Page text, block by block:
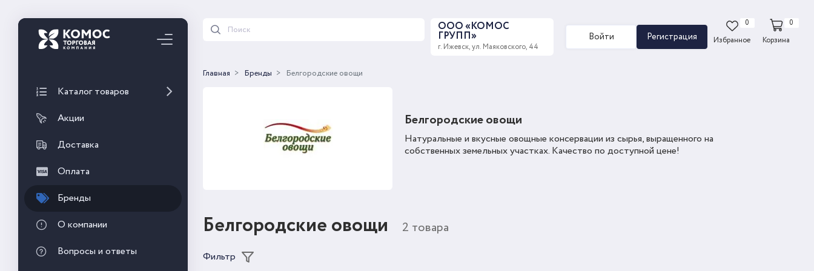
Каталог товаров
Акции
Доставка
Оплата
Бренды
О компании
Вопросы и ответы
ООО «КОМОС
ГРУПП»
г. Ижевск, ул. Маяковского, 44
Войти Регистрация
0
Избранное
0
Корзина
Главная Бренды Белгородские овощи
Белгородские овощи
Натуральные и вкусные овощные консервации из сырья, выращенного на
собственных земельных участках. Качество по доступной цене!
Белгородские овощи 2 товара
Фильтр